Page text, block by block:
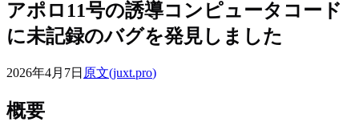
アポロ11号の誘導コンピュータコード
に未記録のバグを発見しました
2026年4月7日 原文(juxt.pro)
概要